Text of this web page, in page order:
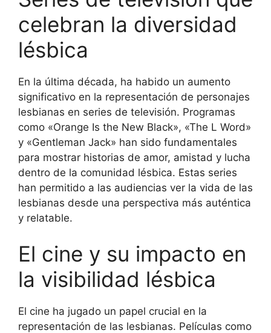
celebran la diversidad
lésbica
En la última década, ha habido un aumento
significativo en la representación de personajes
lesbianas en series de televisión. Programas
como «Orange Is the New Black», «The L Word»
y «Gentleman Jack» han sido fundamentales
para mostrar historias de amor, amistad y lucha
dentro de la comunidad lésbica. Estas series
han permitido a las audiencias ver la vida de las
lesbianas desde una perspectiva más auténtica
y relatable.
El cine y su impacto en
la visibilidad lésbica
El cine ha jugado un papel crucial en la
representación de las lesbianas. Películas como